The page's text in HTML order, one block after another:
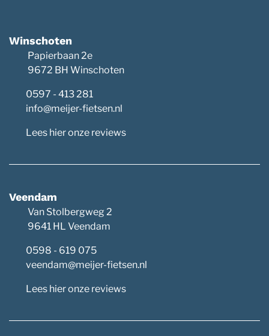
Winschoten
Papierbaan 2e
9672 BH Winschoten
0597 - 413 281
info@meijer-fietsen.nl
Lees hier onze reviews
Veendam
Van Stolbergweg 2
9641 HL Veendam
0598 - 619 075
veendam@meijer-fietsen.nl
Lees hier onze reviews